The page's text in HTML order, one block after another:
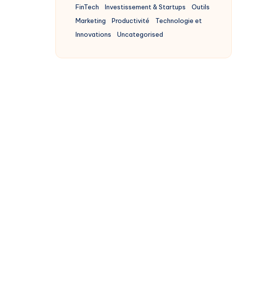
FinTech Investissement & Startups
Outils
Marketing
Productivité
Technologie et
Innovations
Uncategorised